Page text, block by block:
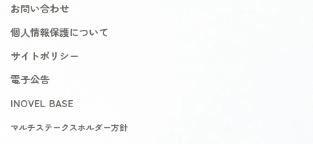
お問い合わせ
個人情報保護について
サイトポリシー
電子公告
INOVEL BASE
マルチステークスホルダー方針